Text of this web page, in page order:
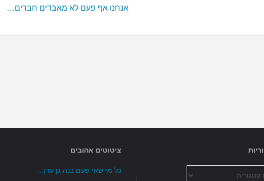
אנחנו אף פעם לא מאבדים חברים…
ציטוטים אהובים
כל מי שאי פעם בנה גן עדן...